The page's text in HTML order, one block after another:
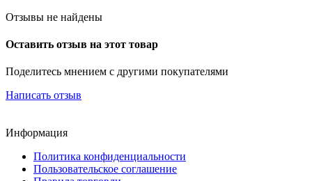
Отзывы не найдены
Оставить отзыв на этот товар
Поделитесь мнением с другими покупателями
Написать отзыв
Информация
Политика конфиденциальности
Пользовательское соглашение